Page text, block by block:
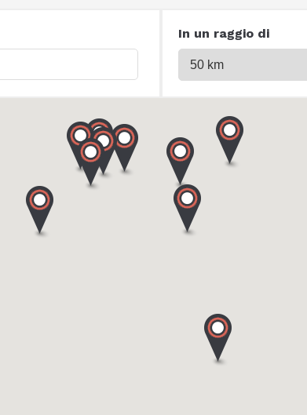
In un raggio di